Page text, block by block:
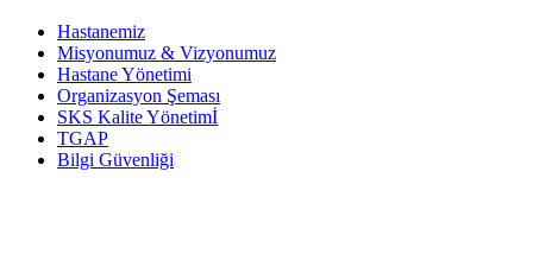
Hastanemiz
Misyonumuz & Vizyonumuz
Hastane Yönetimi
Organizasyon Şeması
SKS Kalite Yönetimİ
TGAP
Bilgi Güvenliği